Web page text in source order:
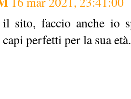
il sito, faccio anche io
perfetti per la sua età.